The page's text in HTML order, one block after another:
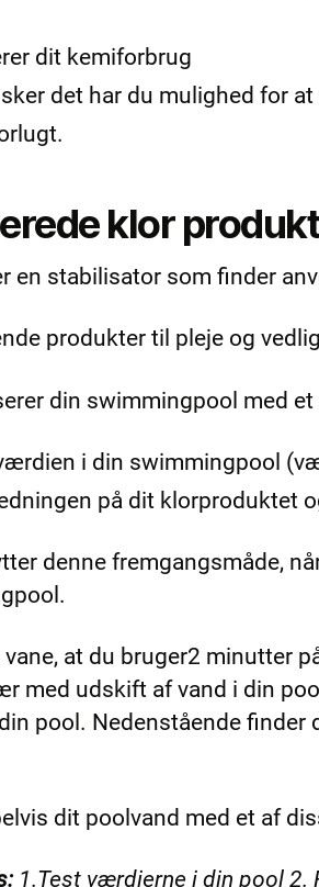
dit kemiforbrug
det har du mulighed for
klor
en stabilisator som finder
produkter til pleje og
din swimmingpool med
i din swimmingpool
på dit klorproduktet
denne fremgangsmåde,
vane, at du bruger2 minutter
med udskift af vand i din
pool. Nedenstående
dit poolvand med et af
1.Test værdierne i din pool 2.